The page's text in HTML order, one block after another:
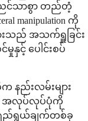
ညင်သာစွာ တည်တံ့
manipulation ကို
သည် အသက်ရှူခြင်း
နှင့် ပေါင်းစပ်
ည်းလမ်းများ
အလုပ်လုပ်ပုံကို
ရွယ်ချက်တစ်ခု